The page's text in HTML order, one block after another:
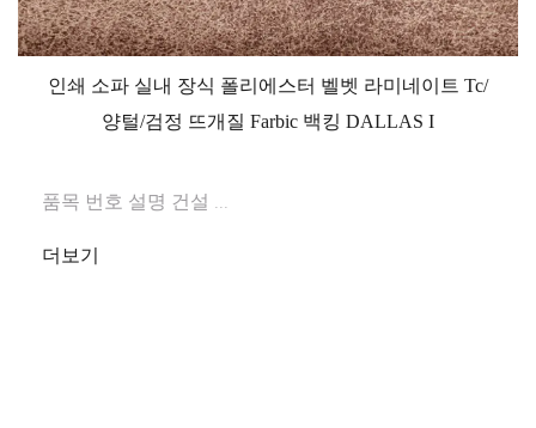
인쇄 소파 실내 장식 폴리에스터 벨벳 라미네이트 Tc/
양털/검정 뜨개질 Farbic 백킹 DALLAS I
품목 번호 설명 건설 ...
더보기